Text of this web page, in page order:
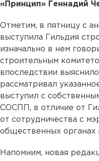
«Принцип» Геннадий
Отметим, в пятницу с
выступила Гильдия
изначально в нем
строительным
впоследствии
рассматривал
выступил с
СОСПП, в отличие от
от сотрудничества с
общественных органах
Напомним, новая